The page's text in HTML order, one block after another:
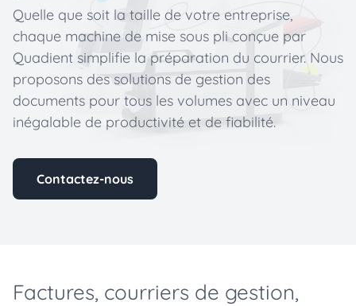
Quelle que soit la taille de votre entreprise,
chaque machine de mise sous pli conçue par
Quadient simplifie la préparation du courrier. Nous
proposons des solutions de gestion des
documents pour tous les volumes avec un niveau
inégalable de productivité et de fiabilité.
Contactez-nous
Factures, courriers de gestion,